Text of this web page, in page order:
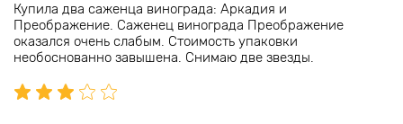
Купила два саженца винограда: Аркадия и
Преображение. Саженец винограда Преображение
оказался очень слабым. Стоимость упаковки
необоснованно завышена. Снимаю две звезды.